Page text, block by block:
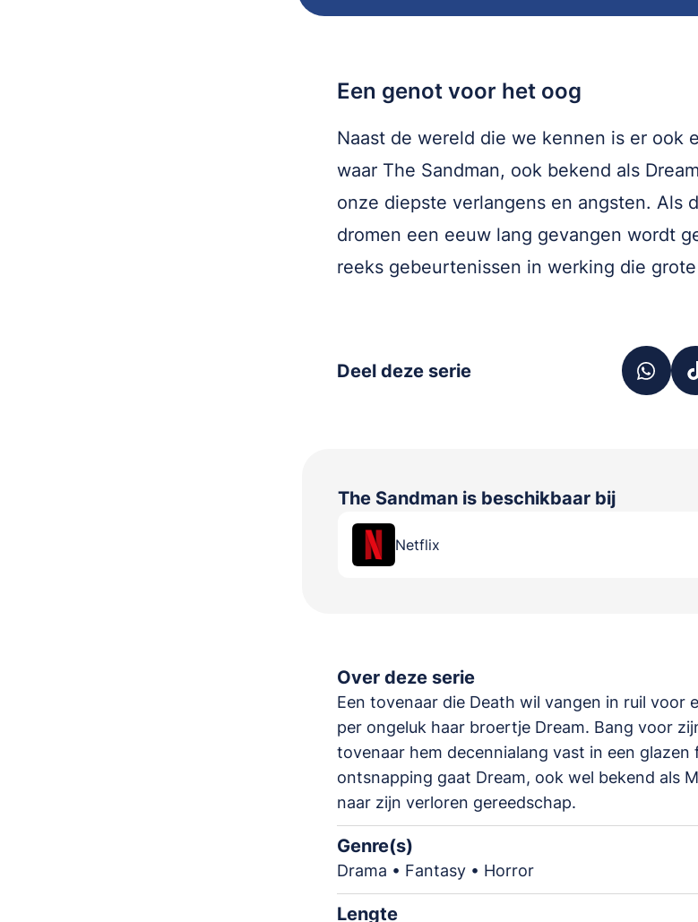
Een genot voor het oog
Naast de wereld die we kennen is er ook
waar The Sandman, ook bekend als
onze diepste verlangens en angsten. Als
dromen een eeuw lang gevangen wordt
reeks gebeurtenissen in werking die
Deel deze serie
The Sandman is beschikbaar bij
Netflix
Over deze serie
Een tovenaar die Death wil vangen in ruil voor
per ongeluk haar broertje Dream. Bang voor
tovenaar hem decennialang vast in een glazen
ontsnapping gaat Dream, ook wel bekend als
naar zijn verloren gereedschap.
Genre(s)
Drama • Fantasy • Horror
Lengte